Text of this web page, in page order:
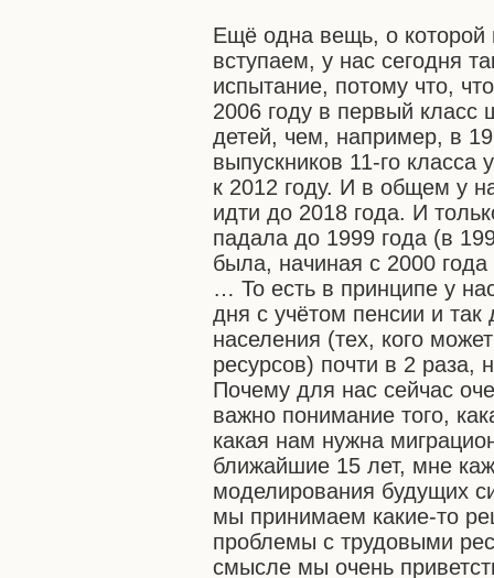
Ещё одна вещь, о которой
вступаем, у нас сегодня
испытание, потому что,
2006 году в первый
детей, чем, например, в
выпускников 11-го
к 2012 году. И в общем у
идти до 2018 года. И
падала до 1999 года (в
была, начиная с 2000
… То есть в принципе у
дня с учётом пенсии и так
населения (тех, кого
ресурсов) почти в 2 раза,
Почему для нас сейчас
важно понимание того,
какая нам нужна
ближайшие 15 лет, мне
моделирования будущих
мы принимаем какие-то
проблемы с трудовыми
смысле мы очень